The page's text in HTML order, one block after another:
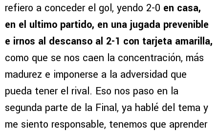
refiero a conceder el gol, yendo 2-0 en casa,
en el ultimo partido, en una jugada prevenible
e irnos al descanso al 2-1 con tarjeta amarilla,
como que se nos caen la concentración, más
madurez e imponerse a la adversidad que
pueda tener el rival. Eso nos paso en la
segunda parte de la Final, ya hablé del tema y
me siento responsable, tenemos que aprender